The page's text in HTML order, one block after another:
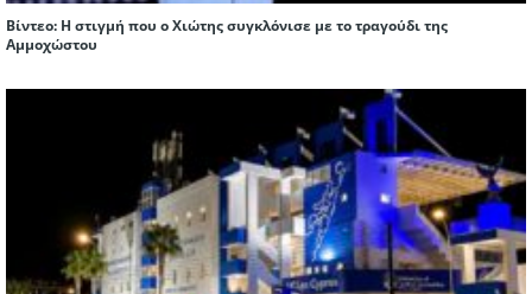
Βίντεο: Η στιγμή που ο Χιώτης συγκλόνισε με το τραγούδι της
Αμμοχώστου